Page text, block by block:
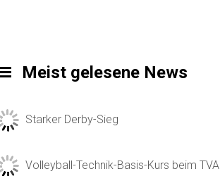
Meist gelesene News
Starker Derby-Sieg
Volleyball-Technik-Basis-Kurs beim TVA